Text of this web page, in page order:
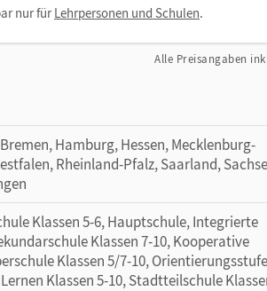
nur fürLehrpersonen und Schulen.
Alle Preisangaben
Hamburg, Hessen, Mecklenburg-
Rheinland-Pfalz, Saarland,
Klassen 5-6, Hauptschule, Integrierte
Klassen 7-10, Kooperative
Klassen 5/7-10,
Klassen 5-10, Stadtteilschule